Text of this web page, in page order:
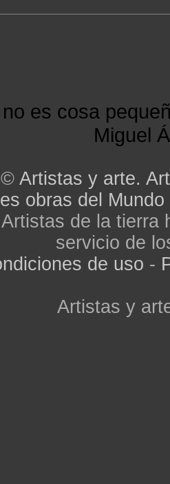
es cosa
Miguel
© Artistas y arte.
obras del Mundo
de la tierra
servicio de
de uso -
Artistas y